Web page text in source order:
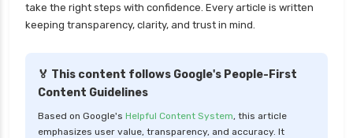
personal loan for pensioners
personal loan for self employed
personal loan for women
personal loan in 10 minutes
take the right steps with confidence. Every article is written
keeping transparency, clarity, and trust in mind.
🏅 This content follows Google's People-First
Content Guidelines
Based on Google's Helpful Content System, this article
emphasizes user value, transparency, and accuracy. It